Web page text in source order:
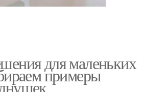
для маленьких
примеры